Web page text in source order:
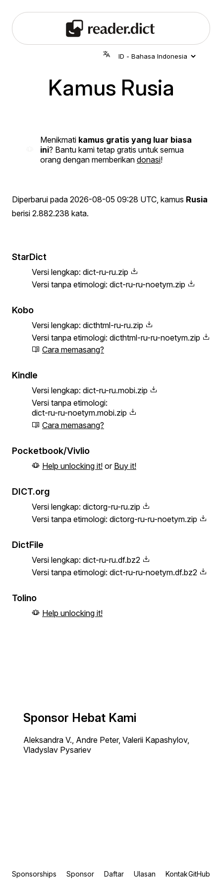
Kamus Rusia
Menikmati kamus gratis yang luar biasa
ini? Bantu kami tetap gratis untuk semua
orang dengan memberikan donasi!
Diperbarui pada 2026-08-05 09:28 UTC , kamus Rusia
berisi 2.882.238 kata.
StarDict
Versi lengkap: dict-ru-ru.zip
Versi tanpa etimologi: dict-ru-ru-noetym.zip
Kobo
Versi lengkap: dicthtml-ru-ru.zip
Versi tanpa etimologi: dicthtml-ru-ru-noetym.zip
Cara memasang?
Kindle
Versi lengkap: dict-ru-ru.mobi.zip
Versi tanpa etimologi:
dict-ru-ru-noetym.mobi.zip
Cara memasang?
Pocketbook/Vivlio
Help unlocking it! or Buy it!
DICT.org
Versi lengkap: dictorg-ru-ru.zip
Versi tanpa etimologi: dictorg-ru-ru-noetym.zip
DictFile
Versi lengkap: dict-ru-ru.df.bz2
Versi tanpa etimologi: dict-ru-ru-noetym.df.bz2
Tolino
Help unlocking it!
Sponsor Hebat Kami
Aleksandra V., Andre Peter, Valerii Kapashylov,
Vladyslav Pysariev
Sponsorships Sponsor Daftar Ulasan KontakGitHub